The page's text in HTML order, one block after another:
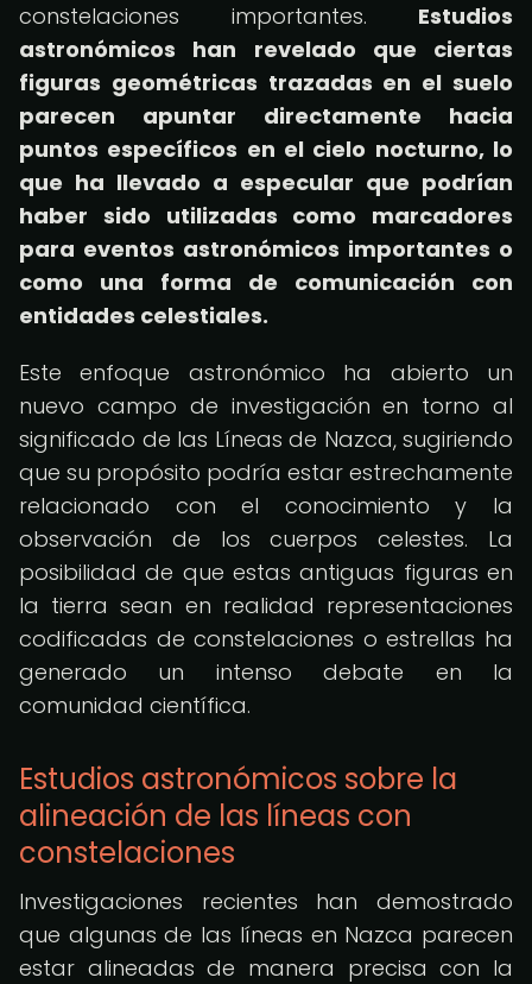
constelaciones importantes. Estudios
astronómicos han revelado que ciertas
figuras geométricas trazadas en el suelo
parecen apuntar directamente hacia
puntos específicos en el cielo nocturno, lo
que ha llevado a especular que podrían
haber sido utilizadas como marcadores
para eventos astronómicos importantes o
como una forma de comunicación con
entidades celestiales.
Este enfoque astronómico ha abierto un
nuevo campo de investigación en torno al
significado de las Líneas de Nazca, sugiriendo
que su propósito podría estar estrechamente
relacionado con el conocimiento y la
observación de los cuerpos celestes. La
posibilidad de que estas antiguas figuras en
la tierra sean en realidad representaciones
codificadas de constelaciones o estrellas ha
generado un intenso debate en la
comunidad científica.
Estudios astronómicos sobre la
alineación de las líneas con
constelaciones
Investigaciones recientes han demostrado
que algunas de las líneas en Nazca parecen
estar alineadas de manera precisa con la